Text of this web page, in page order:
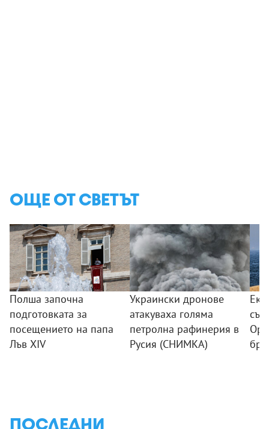
ОЩЕ ОТ СВЕТЪТ
Полша започна
подготовката за
посещението на папа
Лъв XIV
Украински дронове
атакуваха голяма
петролна рафинерия в
Русия (СНИМКА)
ПОСЛЕДНИ